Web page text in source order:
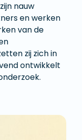
nauw
en werken
van de
zij zich in
ontwikkelt